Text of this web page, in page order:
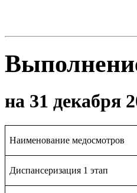
на 31 декабря
Наименование медосмотров
Диспансеризация 1 этап